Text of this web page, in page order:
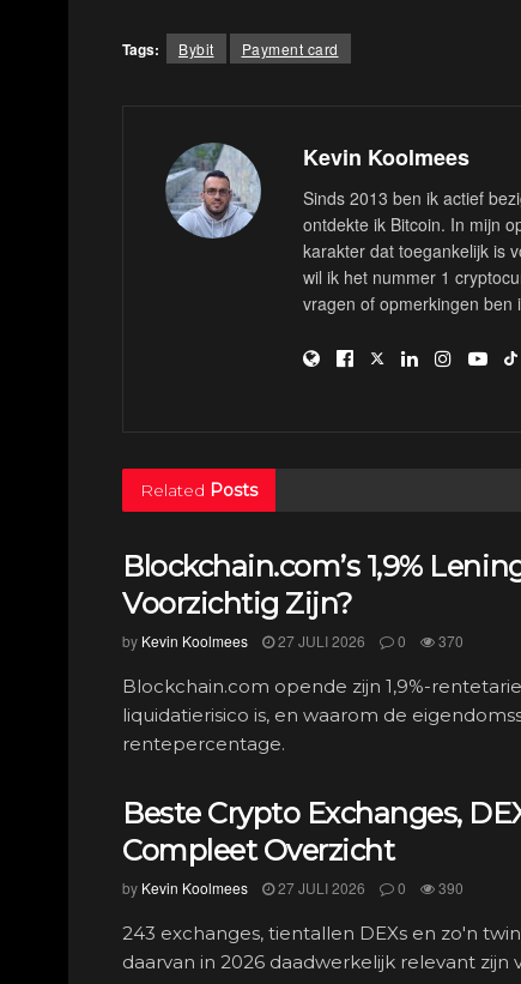
Tags: Bybit Payment card
Kevin Koolmees
Sinds 2013 ben ik actief
ontdekte ik Bitcoin. In mijn
karakter dat toegankelijk is
wil ik het nummer 1
vragen of opmerkingen ben
Related Posts
Blockchain.com’s 1,9%
Voorzichtig Zijn?
by Kevin Koolmees 27 JULI 2026 0 370
Blockchain.com opende zijn 1,9%-
liquidatierisico is, en waarom de
rentepercentage.
Beste Crypto Exchanges,
Compleet Overzicht
by Kevin Koolmees 27 JULI 2026 0 390
243 exchanges, tientallen DEXs en zo'n
daarvan in 2026 daadwerkelijk relevant zijn